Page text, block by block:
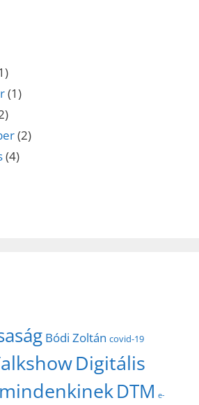
(1)
(2)
(4)
Bódi Zoltán covid-19
Digitális
DTM e-